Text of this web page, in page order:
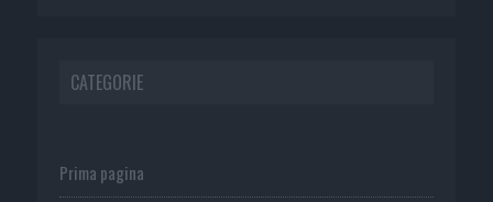
CATEGORIE
Prima pagina